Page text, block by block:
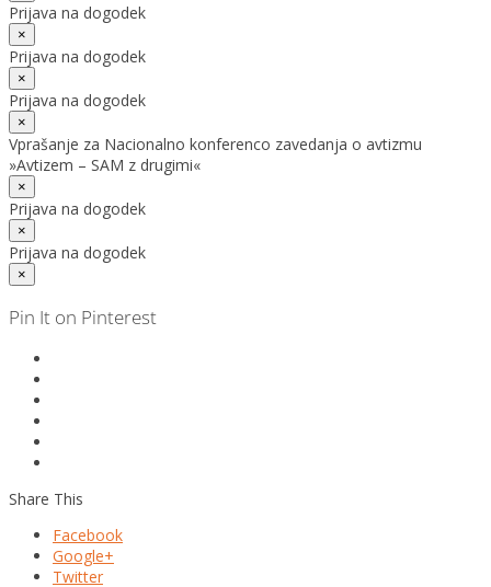
Prijava na dogodek
×
Prijava na dogodek
×
Prijava na dogodek
×
Vprašanje za Nacionalno konferenco zavedanja o avtizmu
»Avtizem – SAM z drugimi«
×
Prijava na dogodek
×
Prijava na dogodek
×
Pin It on Pinterest
Share This
Facebook
Google+
Twitter